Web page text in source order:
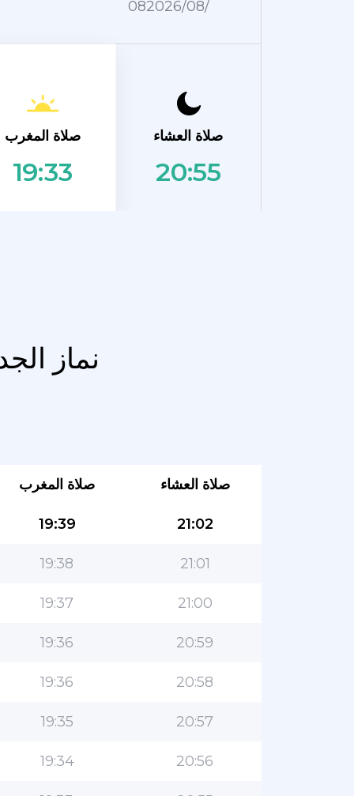
08‏/08‏/2026
صلاة المغرب
19:33
صلاة العشاء
20:55
نماز
صلاة المغرب صلاة العشاء
19:39 21:02
19:38 21:01
19:37 21:00
19:36 20:59
19:36 20:58
19:35 20:57
19:34 20:56